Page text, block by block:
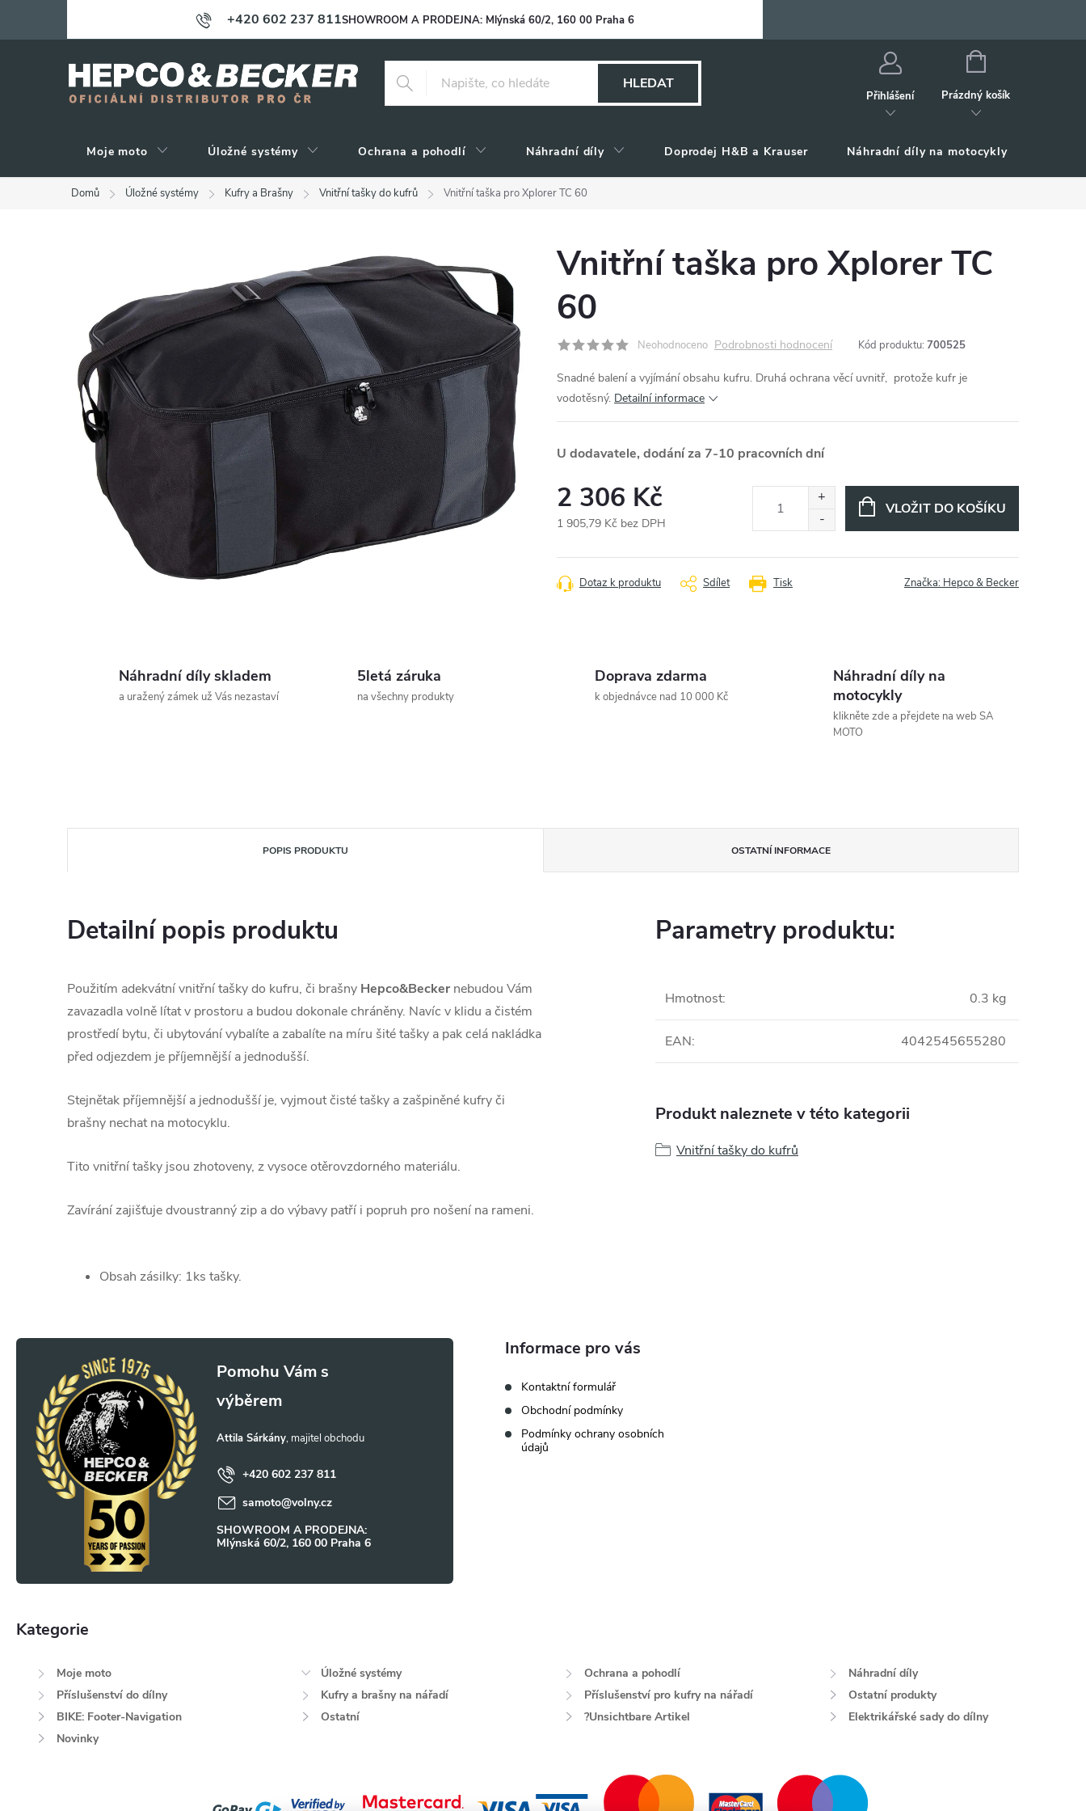
+420 602 237 811SHOWROOM A PRODEJNA: Mlýnská 60/2, 160 00 Praha 6
HLEDAT
Přihlášení
NÁKUPNÍ
Prázdný košík
Moje moto Úložné systémy Ochrana a pohodlí Náhradní díly Doprodej H&B a Krauser Náhradní díly na motocykly
Domů Úložné systémy Kufry a Brašny Vnitřní tašky do kufrů Vnitřní taška pro Xplorer TC 60
Vnitřní taška pro Xplorer TC
60
Neohodnoceno Podrobnosti hodnocení Kód produktu: 700525
Snadné balení a vyjímání obsahu kufru. Druhá ochrana věcí uvnitř, protože kufr je
vodotěsný. Detailní informace
U dodavatele, dodání za 7-10 pracovních dní
2 306 Kč
1 905,79 Kč bez DPH
cena:
VLOŽIT DO KOŠÍKU
Tisk
Dotaz k produktu Sdílet Značka: Hepco & Becker
Náhradní díly skladem
a uražený zámek už Vás nezastaví
5letá záruka
na všechny produkty
Doprava zdarma
k objednávce nad 10 000 Kč
Náhradní díly na
motocykly
klikněte zde a přejdete na web SA
MOTO
POPIS PRODUKTU OSTATNÍ INFORMACE
Detailní popis produktu
Použitím adekvátní vnitřní tašky do kufru, či brašny Hepco&Becker nebudou Vám
zavazadla volně lítat v prostoru a budou dokonale chráněny. Navíc v klidu a čistém
prostředí bytu, či ubytování vybalíte a zabalíte na míru šité tašky a pak celá nakládka
před odjezdem je příjemnější a jednodušší.
Stejnětak příjemnější a jednodušší je, vyjmout čisté tašky a zašpiněné kufry či
brašny nechat na motocyklu.
Tito vnitřní tašky jsou zhotoveny, z vysoce otěrovzdorného materiálu.
Zavírání zajišťuje dvoustranný zip a do výbavy patří i popruh pro nošení na rameni.
Obsah zásilky: 1ks tašky.
Parametry produktu:
Hmotnost: 0.3 kg
EAN: 4042545655280
Produkt naleznete v této kategorii
Vnitřní tašky do kufrů
Z
Attila Sárkány
+420 602 237 811
samoto@volny.cz
SHOWROOM A PRODEJNA:
Mlýnská 60/2, 160 00 Praha 6
Informace pro vás
Kontaktní formulář
Obchodní podmínky
Podmínky ochrany osobních
údajů
Přeskočit
Kategorie
Moje moto Úložné systémy Ochrana a pohodlí
Náhradní díly
Příslušenství do dílny
Kufry a brašny na nářadí Příslušenství pro kufry na nářadí
Ostatní produkty
BIKE: Footer-Navigation
Ostatní ?Unsichtbare Artikel
Elektrikářské sady do dílny
Novinky